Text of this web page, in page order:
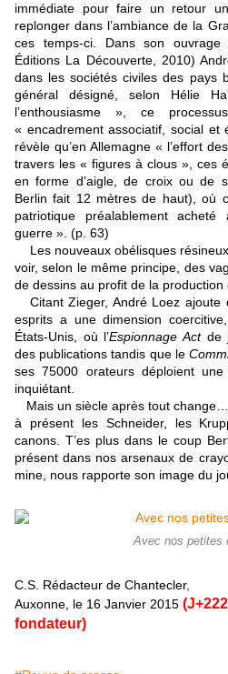
immédiate pour faire un retour
replonger dans l’ambiance de la
ces temps-ci. Dans son ouvrage
Éditions La Découverte, 2010)
dans les sociétés civiles des pays
général désigné, selon Hélie
l’enthousiasme », ce
« encadrement associatif, social et
révèle qu’en Allemagne « l’effort
travers les « figures à clous », ces
en forme d’aigle, de croix ou de
Berlin fait 12 mètres de haut), où
patriotique préalablement
guerre ». (p. 63)
Les nouveaux obélisques
voir, selon le même principe, des
de dessins au profit de la production
Citant Zieger, André Loez ajoute
esprits a une dimension
États-Unis, où l’Espionnage Act de
des publications tandis que le
ses 75000 orateurs déploient
inquiétant.
Mais un siècle après tout
à présent les Schneider, les
canons. T’es plus dans le coup
présent dans nos arsenaux de
mine, nous rapporte son image du
Avec nos petites
C.S. Rédacteur de Chantecler,
Auxonne, le 16 Janvier 2015
fondateur)